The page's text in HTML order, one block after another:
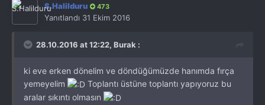
S.Halilduru 473
Yanıtlandı 31 Ekim 2016
28.10.2016 at 12:22, Burak :
ki eve erken dönelim ve döndüğümüzde hanımda fırça
yemeyelim
Toplantı üstüne toplantı yapıyoruz bu
aralar sıkıntı olmasın